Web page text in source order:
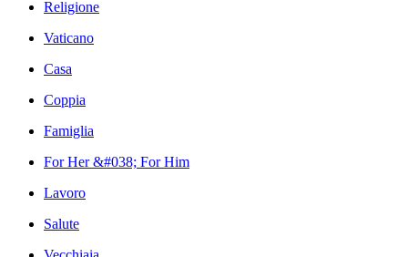
Religione
Vaticano
Casa
Coppia
Famiglia
For Her &#038; For Him
Lavoro
Salute